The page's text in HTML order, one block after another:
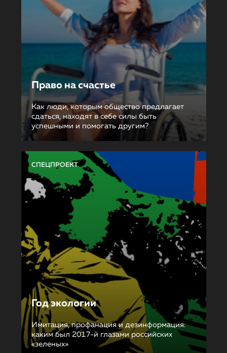
Право на счастье
Как люди, которым общество предлагает
сдаться, находят в себе силы быть
успешными и помогать другим?
СПЕЦПРОЕКТ
Год экологии
Имитация, профанация и дезинформация:
каким был 2017-й глазами российских
«зеленых»